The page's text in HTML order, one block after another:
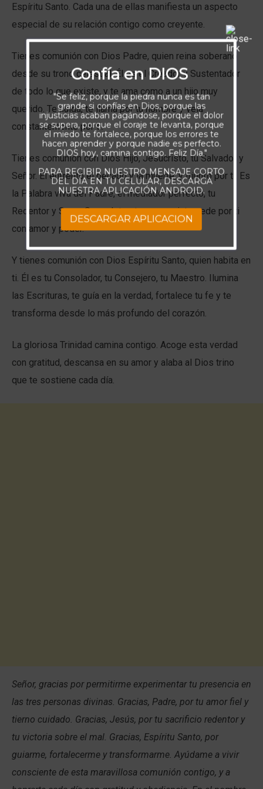
Espíritu Santo. Cada una de ellas manifiesta un aspecto
especial de su relación contigo como creyente.
Tienes comunión con Dios Padre, quien reina soberano
desde su trono celestial. Él es el Creador y Sustentador
de todo lo que existe, y te ama como a un hijo muy
querido. Te cuida, te llama por tu nombre y vela
constantemente por ti.
Tienes comunión con Dios Hijo, Jesucristo, tu Salvador y
Señor. Él enfrentó el pecado y la muerte, y triunfó por ti. Es
la Palabra viva del Padre, el mediador perfecto, tu
Redentor y Sumo Sacerdote eterno, que intercede por ti
con amor y poder.
Y tienes comunión con Dios Espíritu Santo, quien habita en
ti. Él es tu Consolador, tu Consejero, tu Maestro. Ilumina
las Escrituras, te guía en la verdad, fortalece tu fe y te
transforma desde lo más profundo del corazón.
La gloriosa Trinidad camina contigo. Acoge esta verdad
con gratitud, descansa en su amor y alaba al Dios trino
que te sostiene cada día.
Señor, gracias por permitirme experimentar tu presencia en
las tres personas divinas. Gracias, Padre, por tu amor fiel y
tierno cuidado. Gracias, Jesús, por tu sacrificio redentor y
tu victoria sobre el mal. Gracias, Espíritu Santo, por
guiarme, fortalecerme y transformarme. Ayúdame a vivir
consciente de esta maravillosa comunión contigo, y a
Confía en DIOS
"Se feliz, porque la piedra nunca es tan
grande si confías en Dios, porque las
injusticias acaban pagándose, porque el dolor
se supera, porque el coraje te levanta, porque
el miedo te fortalece, porque los errores te
hacen aprender y porque nadie es perfecto.
DIOS hoy, camina contigo. Feliz Día."
PARA RECIBIR NUESTRO MENSAJE CORTO
DEL DÍA EN TU CELULAR, DESCARGA
NUESTRA APLICACIÓN ANDROID.
DESCARGAR APLICACION